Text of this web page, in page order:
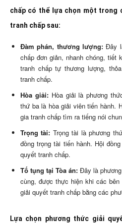
chấp có thể lựa chọn một trong
tranh chấp sau:
Đàm phán, thương lượng:Đây
chấp đơn giản, nhanh chóng, tiết
tranh chấp tự thương lượng,
tranh chấp.
Hòa giải:Hòa giải là phương
thứ ba là hòa giải viên tiến hành.
gia tranh chấp tìm ra tiếng nói
Trọng tài: Trọng tài là phương
đồng trọng tài tiến hành. Hội
quyết tranh chấp.
Tố tụng tại Tòa án: Đây là
cùng, được thực hiện khi các
giải quyết tranh chấp bằng các
Lựa chọn phương thức giải